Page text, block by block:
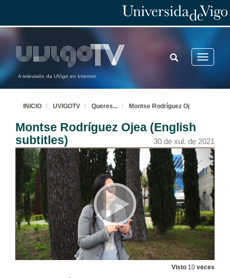
A televisión da UVigo en Internet
Toggle
TOGGLE
SEARCH
INICIO UVIGOTV Queres... Montse Rodríguez Oj
Montse Rodríguez Ojea (English
subtitles)
30 de xul. de 2021
Visto 10 veces